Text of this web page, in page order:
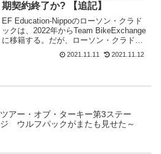
期契約終了か? 【追記】
EF Education-Nippoのローソン・クラド
ックは、2022年からTeam BikeExchange
に移籍する。だが、ローソン・クラドッ
クもEF Education-Nippoに在籍していな
がら、Team BikeExchange...
2021.11.11 2021.11.12
ツアー・オブ・ターキー第3ステー
ジ ウルフパックがまたも見せた～